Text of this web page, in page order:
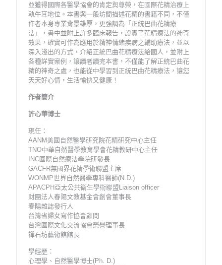
並獲得國際各醫學協會的肯定與尊榮，在國際花精治療上
執牛耳地位。本書與一般坊間描述花精的書籍不同，不僅
作者本身專業背景雄厚，更強調為「正統巴曲花精療
法」，書中並附上許多臨床報告，證實了花精療法的神奇
效果，確實可作為應用於精神情緒疾病之輔助療法，並以
深入淺出的方式，介紹正統巴曲花精療法給國人，並附上
各種詳實案例，讓讀者讀完本書，不僅能了解正統巴曲花
精的神奇之處，也能從中學習到正統巴曲花精療法，讓您
天天好心情，生活愉快又健康！
作者簡介
許心華博士
現任：
AANM美國自然醫學研究院花精研究中心主任
TNO中華自然醫學教育學會花精教研中心主任
INC國際自然療法學院研發長
GACFR無國界花精學術聯盟主席
WONMP世界自然醫學專科醫師(N.D.)
APACPH亞太公共衛生學術聯盟Liaison officer
財團法人春陽文教基金會創會董事長
春陽雜誌發行人
台灣省婦女寫作協會顧問
台灣國際文化交流協會榮譽理事長
禪石坊藝術館館長
學經歷：
心理學、自然醫學博士(Ph. D.)